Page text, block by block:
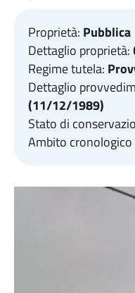
Proprietà: Pubblica
Dettaglio proprietà:
Regime tutela:
Dettaglio
(11/12/1989)
Stato di
Ambito cronologico